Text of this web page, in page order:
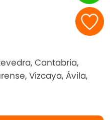
Cantabria,
Vizcaya, Ávila,